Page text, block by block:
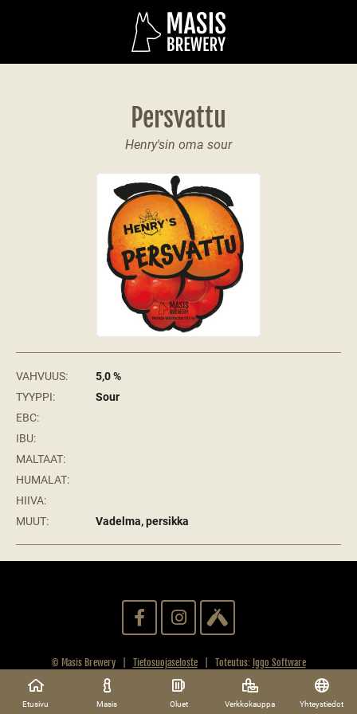
Etusivu Masis Oluet Verkkokauppa Yhteystiedot
Persvattu
Henry'sin oma sour
VAHVUUS:
5,0 %
TYYPPI:
Sour
EBC:
IBU:
MALTAAT:
HUMALAT:
HIIVA:
MUUT:
Vadelma, persikka
© Masis Brewery | Tietosuojaseloste| Toteutus: Iggo Software